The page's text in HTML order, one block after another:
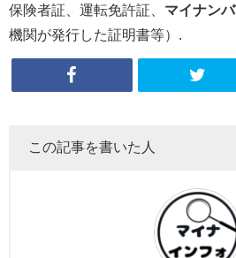
保険者証、運転免許証、 マイナン
機関が発行した証明書等）.
この記事を書いた人